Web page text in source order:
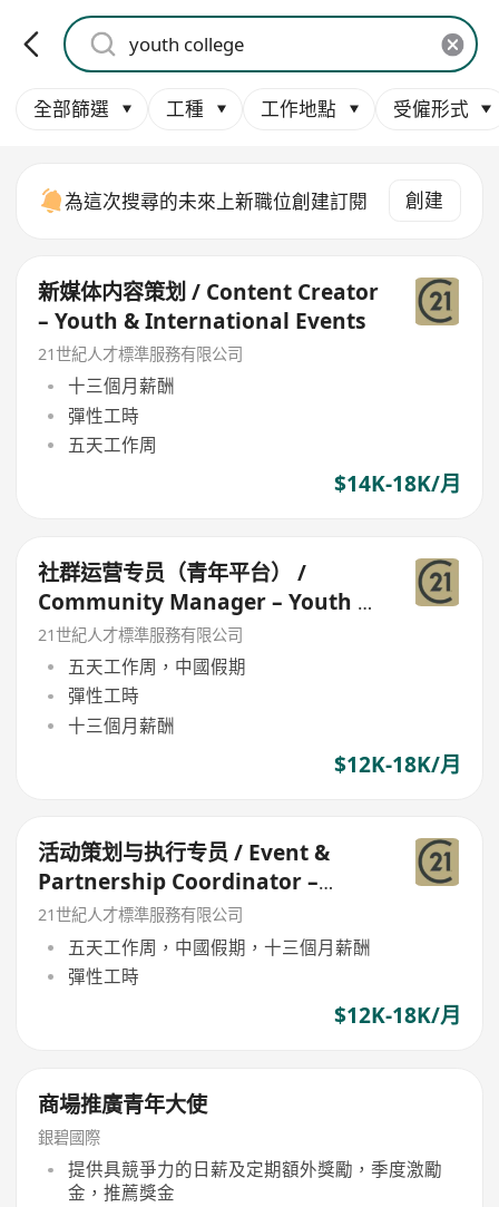
全部篩選 工種 工作地點 受僱形式
為這次搜尋的未來上新職位創建訂閱 創建
新媒体内容策划 / Content Creator
– Youth & International Events
21世紀人才標準服務有限公司
十三個月薪酬
彈性工時
五天工作周
$14K-18K/月
社群运营专员（青年平台） /
Community Manager – Youth &
Events
21世紀人才標準服務有限公司
五天工作周，中國假期
彈性工時
十三個月薪酬
$12K-18K/月
活动策划与执行专员 / Event &
Partnership Coordinator –
Youth Forum
21世紀人才標準服務有限公司
五天工作周，中國假期，十三個月薪酬
彈性工時
$12K-18K/月
商場推廣青年大使
銀碧國際
提供具競爭力的日薪及定期額外獎勵，季度激勵
金，推薦獎金